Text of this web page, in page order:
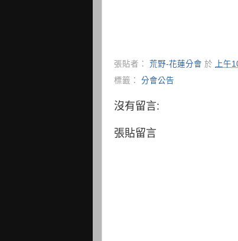
張貼者： 荒野-花蓮分會 於
上午
標籤： 分會公告
沒有留言:
張貼留言